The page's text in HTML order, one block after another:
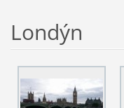
Londýn